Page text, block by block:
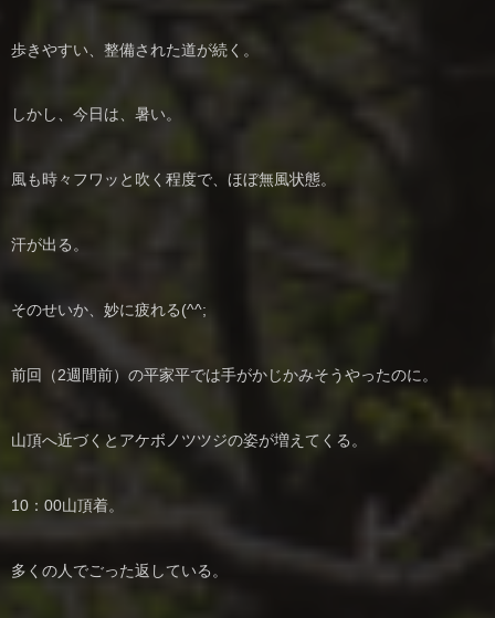
歩きやすい、整備された道が続く。
しかし、今日は、暑い。
風も時々フワッと吹く程度で、ほぼ無風状態。
汗が出る。
そのせいか、妙に疲れる(^^;
前回（2週間前）の平家平では手がかじかみそうやったのに。
山頂へ近づくとアケボノツツジの姿が増えてくる。
10：00山頂着。
多くの人でごった返している。